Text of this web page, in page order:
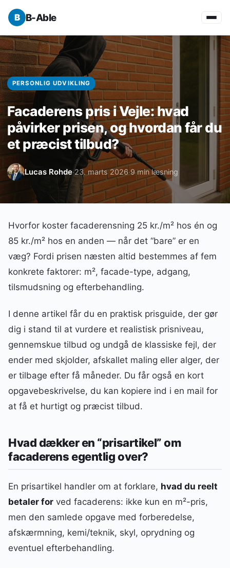
B-Able
PERSONLIG UDVIKLING
Facaderens pris i Vejle: hvad
påvirker prisen, og hvordan får du
et præcist tilbud?
Lucas Rohde·23. marts 2026·9 min læsning
Hvorfor koster facaderensning 25 kr./m² hos én og
85 kr./m² hos en anden — når det “bare” er en
væg? Fordi prisen næsten altid bestemmes af fem
konkrete faktorer: m², facade-type, adgang,
tilsmudsning og efterbehandling.
I denne artikel får du en praktisk prisguide, der gør
dig i stand til at vurdere et realistisk prisniveau,
gennemskue tilbud og undgå de klassiske fejl, der
ender med skjolder, afskallet maling eller alger, der
er tilbage efter få måneder. Du får også en kort
opgavebeskrivelse, du kan kopiere ind i en mail for
at få et hurtigt og præcist tilbud.
Hvad dækker en “prisartikel” om
facaderens egentlig over?
En prisartikel handler om at forklare, hvad du reelt
betaler for ved facaderens: ikke kun en m²-pris,
men den samlede opgave med forberedelse,
afskærmning, kemi/teknik, skyl, oprydning og
eventuel efterbehandling.